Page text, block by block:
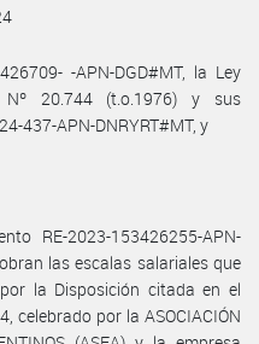
-APN-DGD#MT, la Ley
20.744 (t.o.1976) y sus
437-APN-DNRYRT#MT, y
RE-2023-153426255-APN-
las escalas salariales que
la Disposición citada en el
celebrado por la ASOCIACIÓN